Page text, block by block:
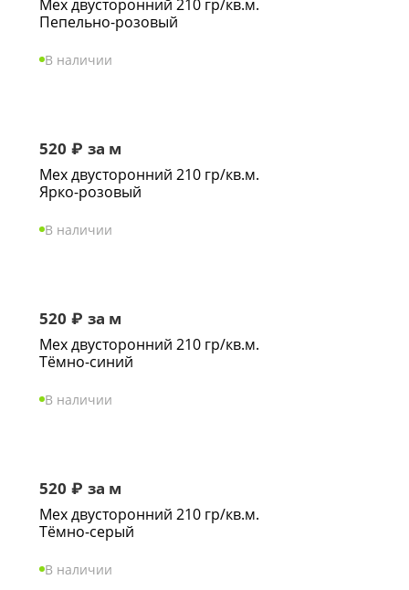
Мех двусторонний 210 гр/кв.м.
Пепельно-розовый
В наличии
520 ₽ за м
Мех двусторонний 210 гр/кв.м.
Ярко-розовый
В наличии
520 ₽ за м
Мех двусторонний 210 гр/кв.м.
Тёмно-синий
В наличии
520 ₽ за м
Мех двусторонний 210 гр/кв.м.
Тёмно-серый
В наличии